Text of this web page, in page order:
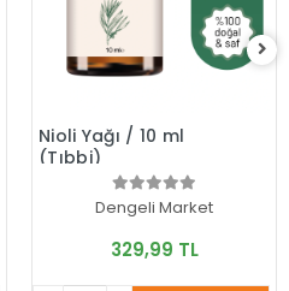
Nioli Yağı / 10 ml
(Tıbbi)
Dengeli Market
329,99 TL